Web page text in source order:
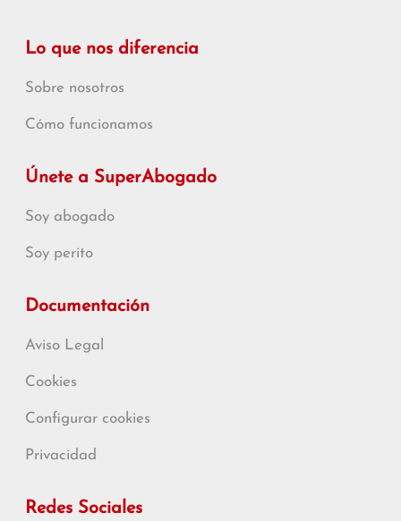
Lo que nos diferencia
Sobre nosotros
Cómo funcionamos
Únete a SuperAbogado
Soy abogado
Soy perito
Documentación
Aviso Legal
Cookies
Configurar cookies
Privacidad
Redes Sociales